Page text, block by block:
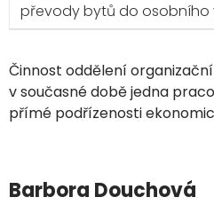
převody bytů do osobního
Činnost oddělení
v současné době jedna
přímé podřízenosti
Barbora Douchová